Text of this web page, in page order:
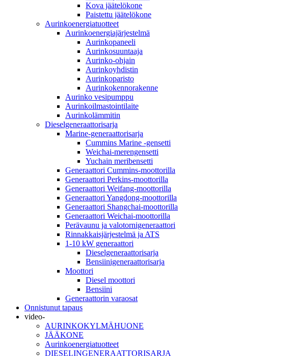
Kova jäätelökone
Paistettu jäätelökone
Aurinkoenergiatuotteet
Aurinkoenergiajärjestelmä
Aurinkopaneeli
Aurinkosuuntaaja
Aurinko-ohjain
Aurinkoyhdistin
Aurinkoparisto
Aurinkokennorakenne
Aurinko vesipumppu
Aurinkoilmastointilaite
Aurinkolämmitin
Dieselgeneraattorisarja
Marine-generaattorisarja
Cummins Marine -gensetti
Weichai-merengensetti
Yuchain meribensetti
Generaattori Cummins-moottorilla
Generaattori Perkins-moottorilla
Generaattori Weifang-moottorilla
Generaattori Yangdong-moottorilla
Generaattori Shangchai-moottorilla
Generaattori Weichai-moottorilla
Perävaunu ja valotornigeneraattori
Rinnakkaisjärjestelmä ja ATS
1-10 kW generaattori
Dieselgeneraattorisarja
Bensiinigeneraattorisarja
Moottori
Diesel moottori
Bensiini
Generaattorin varaosat
Onnistunut tapaus
video-
AURINKOKYLMÄHUONE
JÄÄKONE
Aurinkoenergiatuotteet
DIESELINGENERAATTORISARJA